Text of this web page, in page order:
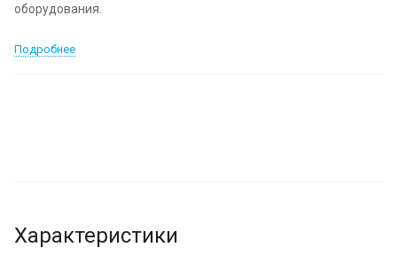
оборудования.
Подробнее
Характеристики